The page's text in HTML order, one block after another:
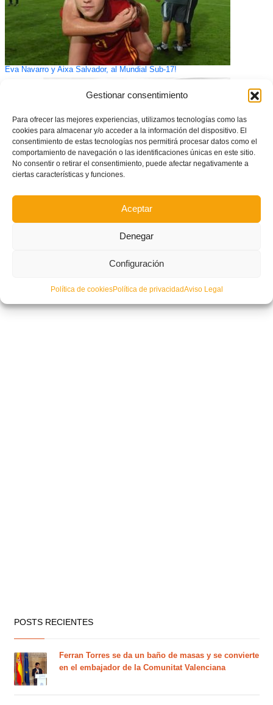
Gestionar consentimiento
Para ofrecer las mejores experiencias, utilizamos tecnologías como las
cookies para almacenar y/o acceder a la información del dispositivo. El
consentimiento de estas tecnologías nos permitirá procesar datos como el
comportamiento de navegación o las identificaciones únicas en este sitio.
No consentir o retirar el consentimiento, puede afectar negativamente a
ciertas características y funciones.
Aceptar
Denegar
Configuración
Política de cookiesPolítica de privacidadAviso Legal
Eva Navarro y Aixa Salvador, al Mundial Sub-17!
convocatoria de la Selección Valenciana sub21 femenina
POSTS RECIENTES
Ferran Torres se da un baño de masas y se convierte
en el embajador de la Comunitat Valenciana